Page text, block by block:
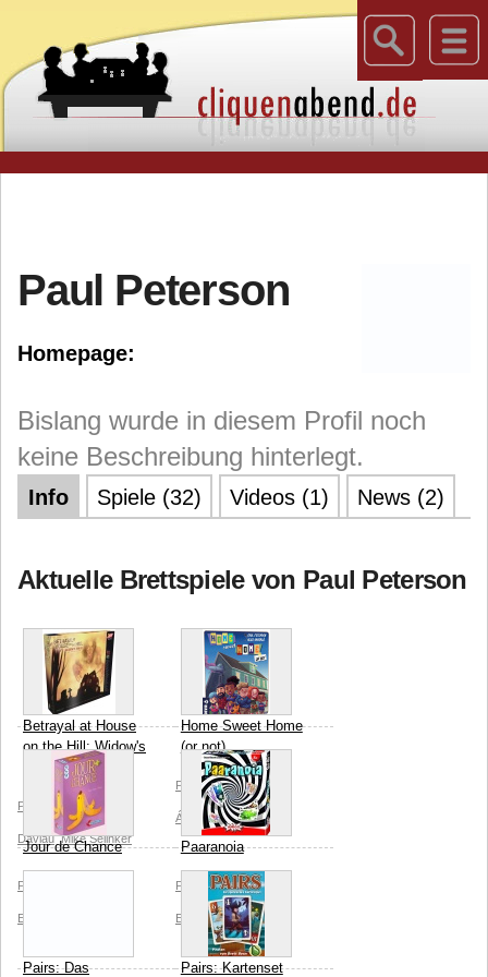
Paul Peterson
Homepage:
Bislang wurde in diesem Profil noch
keine Beschreibung hinterlegt.
Info Spiele (32) Videos (1) News (2)
Aktuelle Brettspiele von Paul Peterson
Betrayal at House
on the Hill: Widow's
Paul Peterson Rob
Daviau Mike Selinker
Home Sweet Home
(or not)
Paul Peterson Devir
Álex Santaló
Jour de Chance
Paul Peterson
Ernest
Paaranoia
Paul Peterson James
Ernest Amigo Verlag
Pairs: Das
Pairs: Kartenset